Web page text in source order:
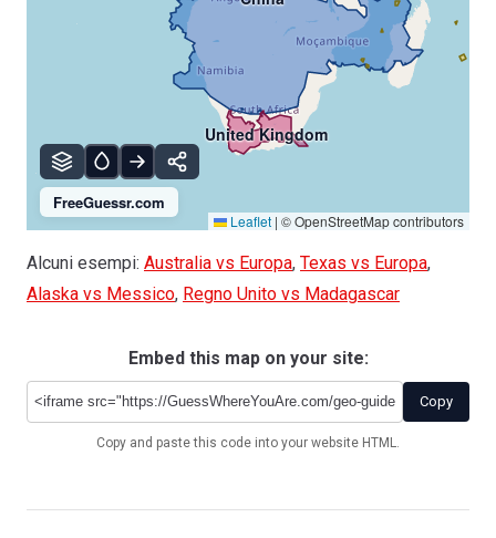
FreeGuessr.com
United Kingdom
Leaflet | © OpenStreetMap contributors
Alcuni esempi: Australia vs Europa, Texas vs Europa,
Alaska vs Messico, Regno Unito vs Madagascar
Embed this map on your site:
Copy
Copy and paste this code into your website HTML.